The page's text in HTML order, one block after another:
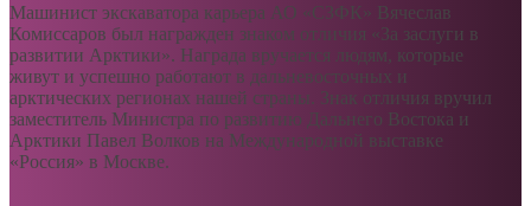
Машинист экскаватора карьера АО «СЗФК» Вячеслав
Комиссаров был награжден знаком отличия «За заслуги в
развитии Арктики». Награда вручается людям, которые
живут и успешно работают в дальневосточных и
арктических регионах нашей страны. Знак отличия вручил
заместитель Министра по развитию Дальнего Востока и
Арктики Павел Волков на Международной выставке
«Россия» в Москве.